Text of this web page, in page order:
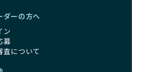
健康管理まで徹底しています。
れることが大きな魅力です。
のしつけをスムーズにする重要なポ
のブリーダーは、母犬や兄弟
間をしっかり確保し、子犬が自然に
」の詳細はこちら
えたワンちゃんたちのことを指しま
犬も家族の一員として、彼らの幸せ
ダーの方へ
ン
募
査について